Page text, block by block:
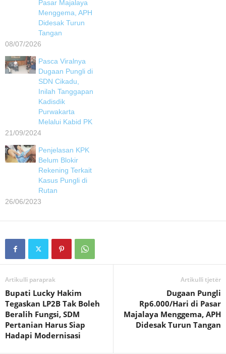
Pasar Majalaya
Menggema, APH
Didesak Turun
Tangan
08/07/2026
Pasca Viralnya
Dugaan Pungli di
SDN Cikadu,
Inilah Tanggapan
Kadisdik
Purwakarta
Melalui Kabid PK
21/09/2024
Penjelasan KPK
Belum Blokir
Rekening Terkait
Kasus Pungli di
Rutan
26/06/2023
Artikulli paraprak
Bupati Lucky Hakim
Tegaskan LP2B Tak Boleh
Beralih Fungsi, SDM
Pertanian Harus Siap
Hadapi Modernisasi
Artikulli tjetër
Dugaan Pungli
Rp6.000/Hari di Pasar
Majalaya Menggema, APH
Didesak Turun Tangan